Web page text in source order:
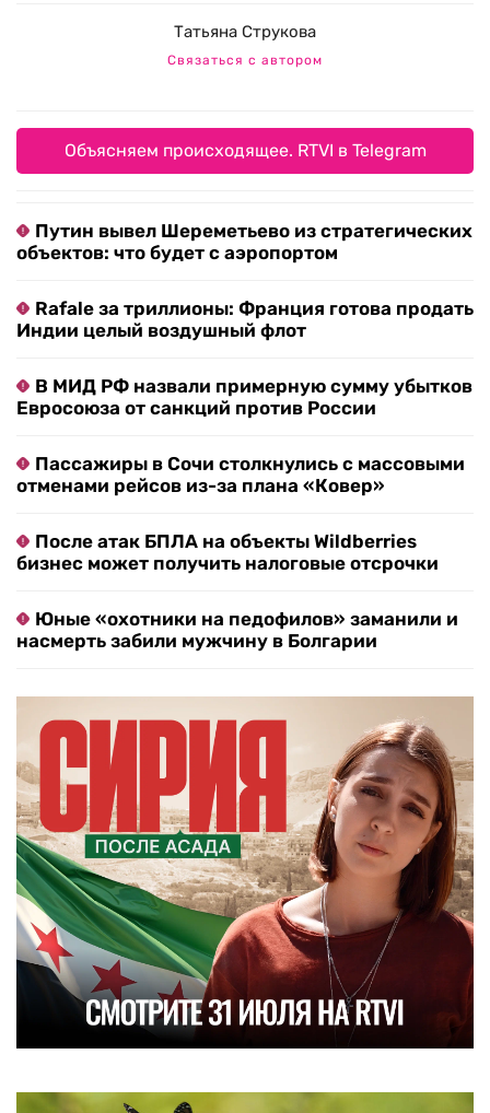
Татьяна Струкова
Связаться с автором
Объясняем происходящее. RTVI в Telegram
Путин вывел Шереметьево из стратегических
объектов: что будет с аэропортом
Rafale за триллионы: Франция готова продать
Индии целый воздушный флот
В МИД РФ назвали примерную сумму убытков
Евросоюза от санкций против России
Пассажиры в Сочи столкнулись с массовыми
отменами рейсов из-за плана «Ковер»
После атак БПЛА на объекты Wildberries
бизнес может получить налоговые отсрочки
Юные «охотники на педофилов» заманили и
насмерть забили мужчину в Болгарии